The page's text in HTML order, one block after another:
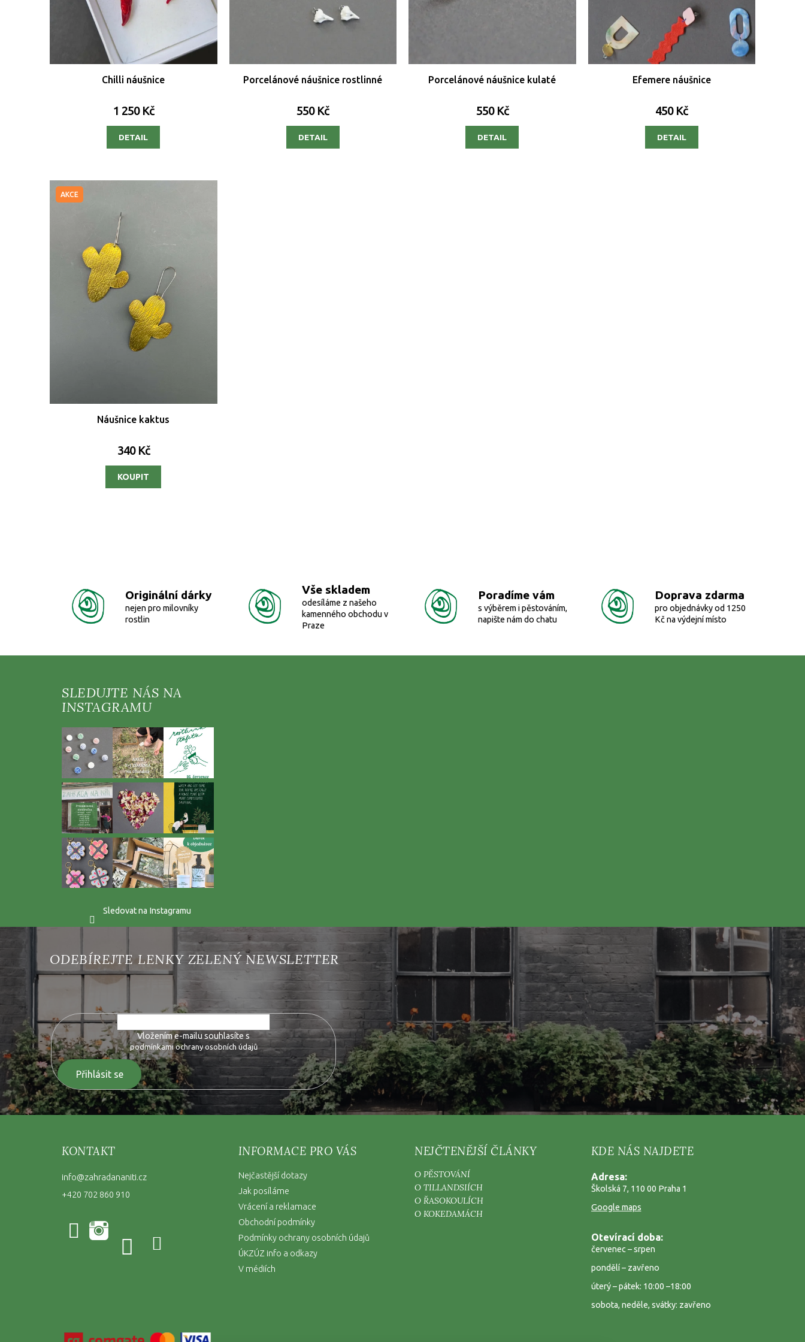
Chilli náušnice
1 250 Kč
DETAIL
Porcelánové náušnice rostlinné
550 Kč
DETAIL
Porcelánové náušnice kulaté
550 Kč
DETAIL
Efemere náušnice
450 Kč
DETAIL
AKCE
Náušnice kaktus
340 Kč
v
Originální dárky
nejen pro milovníky
rostlin
Vše skladem
odesíláme z našeho
kamenného obchodu v
Praze
Poradíme vám
s výběrem i pěstováním,
napište nám do chatu
Doprava zdarma
pro objednávky od 1250
Kč na výdejní místo
Sledovat na Instagramu
Vložte svůj e-mail a my vám budeme zasílat informace o nových produktech na našem e-shopu.
Vložením e-mailu souhlasíte s
podmínkami ochrany osobních údajů
Přihlásit se
KONTAKT
info@zahradananiti.cz
+420 702 860 910
INFORMACE PRO VÁS
Nejčastější dotazy
Jak posíláme
Vrácení a reklamace
Obchodní podmínky
Podmínky ochrany osobních údajů
ÚKZÚZ info a odkazy
V médiích
NEJČTENĚJŠÍ ČLÁNKY
O PĚSTOVÁNÍ
O TILLANDSIÍCH
O ŘASOKOULÍCH
O KOKEDAMÁCH
KDE NÁS NAJDETE
Adresa:
Školská 7, 110 00 Praha 1
Google maps
Otevírací doba:
červenec – srpen
pondělí – zavřeno
úterý – pátek: 10:00 –18:00
sobota, neděle, svátky: zavřeno